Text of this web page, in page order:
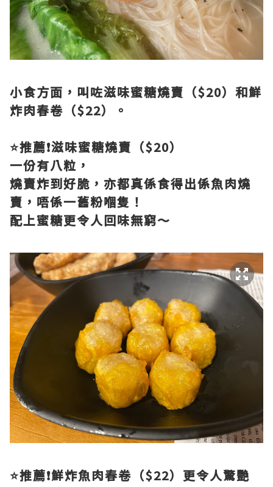
小食方面，叫咗滋味蜜糖燒賣（$20）和鮮
炸肉春卷（$22）。
⭐️推薦❗滋味蜜糖燒賣（$20）
一份有八粒，
燒賣炸到好脆，亦都真係食得出係魚肉燒
賣，唔係一舊粉嗰隻！
配上蜜糖更令人回味無窮～
⭐️推薦❗鮮炸魚肉春卷（$22）更令人驚艷